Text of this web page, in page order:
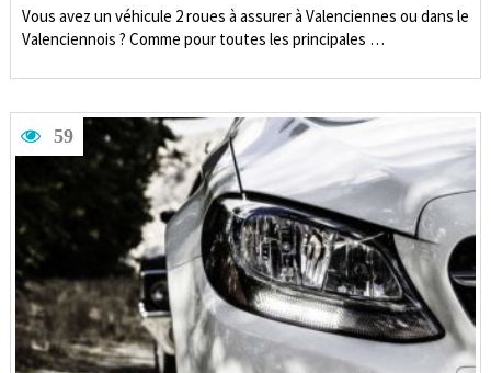
Vous avez un véhicule 2 roues à assurer à Valenciennes ou dans le
Valenciennois ? Comme pour toutes les principales …
59